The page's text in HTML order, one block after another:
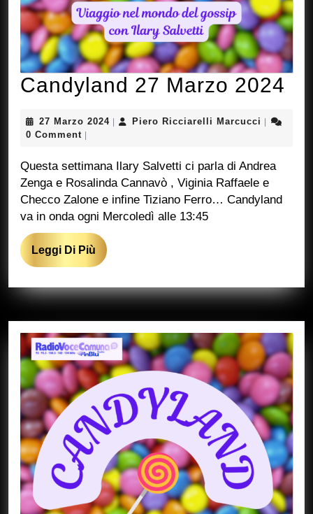
Candyland 27 Marzo 2024
27 Marzo 202427
| Piero Ricciarelli Marcucci Piero
|
0 Comment |
Questa settimana Ilary Salvetti ci parla di Andrea
Zenga e Rosalinda Cannavò , Viginia Raffaele e
Checco Zalone e infine Tiziano Ferro… Candyland
va in onda ogni Mercoledì alle 13:45
Leggi Di Più Leggi
Di